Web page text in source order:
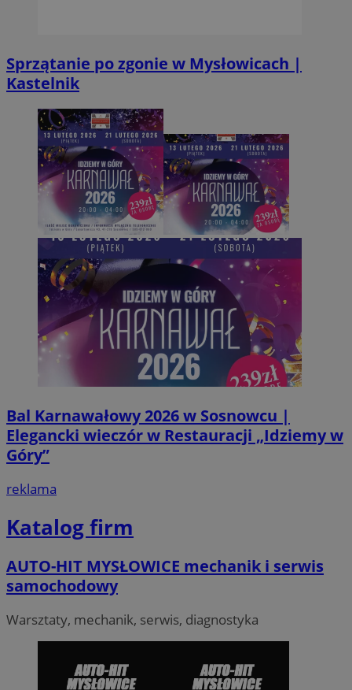
Sprzątanie po zgonie w Mysłowicach |
Kastelnik
Bal Karnawałowy 2026 w Sosnowcu |
Elegancki wieczór w Restauracji „Idziemy w
Góry”
reklama
Katalog firm
AUTO-HIT MYSŁOWICE mechanik i serwis
samochodowy
Warsztaty, mechanik, serwis, diagnostyka